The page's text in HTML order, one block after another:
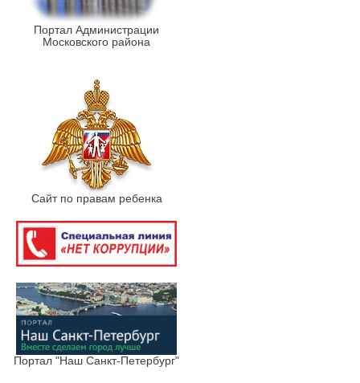
Портал Администрации
Московского района
Сайт по правам ребенка
Портал "Наш Санкт-Петербург"